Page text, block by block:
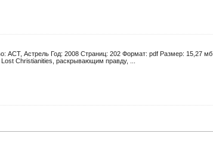
ACT, Астрель Год: 2008 Страниц: 202 Формат: pdf Размер: 15,27 мб
Christianities, раскрывающим правду, ...